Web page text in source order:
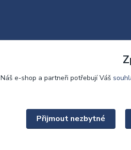
Náš e-shop a partneři potřebují Váš
Přijmout nezbytné